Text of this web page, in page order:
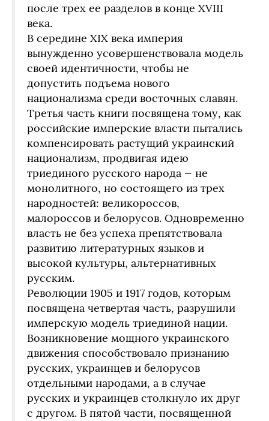
после трех ее разделов в конце XVIII
века.
В середине XIX века империя
вынужденно усовершенствовала модель
своей идентичности, чтобы не
допустить подъема нового
национализма среди восточных славян.
Третья часть книги посвящена тому, как
российские имперские власти пытались
компенсировать растущий украинский
национализм, продвигая идею
триединого русского народа — не
монолитного, но состоящего из трех
народностей: великороссов,
малороссов и белорусов. Одновременно
власть не без успеха препятствовала
развитию литературных языков и
высокой культуры, альтернативных
русским.
Революции 1905 и 1917 годов, которым
посвящена четвертая часть, разрушили
имперскую модель триединой нации.
Возникновение мощного украинского
движения способствовало признанию
русских, украинцев и белорусов
отдельными народами, а в случае
русских и украинцев столкнуло их друг
с другом. В пятой части, посвященной